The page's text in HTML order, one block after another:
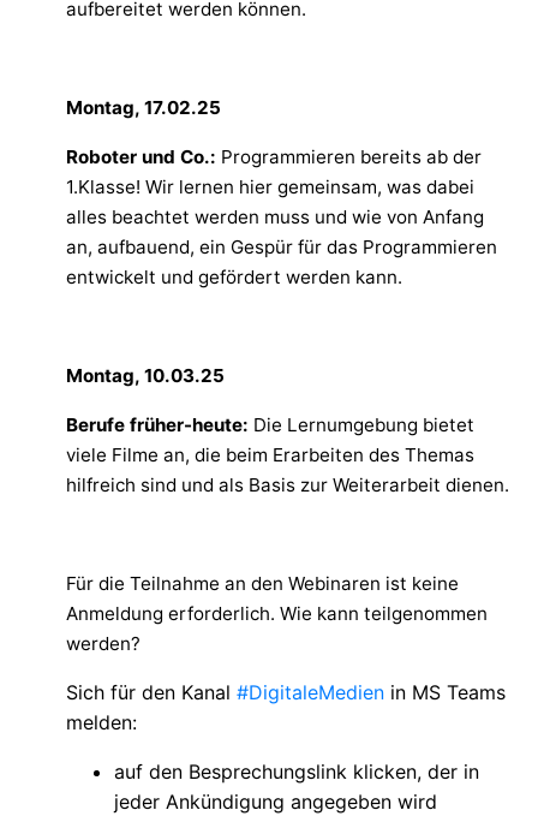
aufbereitet werden können.
Montag, 17.02.25
Roboter und Co.: Programmieren bereits ab der
1.Klasse! Wir lernen hier gemeinsam, was dabei
alles beachtet werden muss und wie von Anfang
an, aufbauend, ein Gespür für das Programmieren
entwickelt und gefördert werden kann.
Montag, 10.03.25
Berufe früher-heute: Die Lernumgebung bietet
viele Filme an, die beim Erarbeiten des Themas
hilfreich sind und als Basis zur Weiterarbeit dienen.
Für die Teilnahme an den Webinaren ist keine
Anmeldung erforderlich. Wie kann teilgenommen
werden?
Sich für den Kanal #DigitaleMedien in MS Teams
melden:
auf den Besprechungslink klicken, der in
jeder Ankündigung angegeben wird